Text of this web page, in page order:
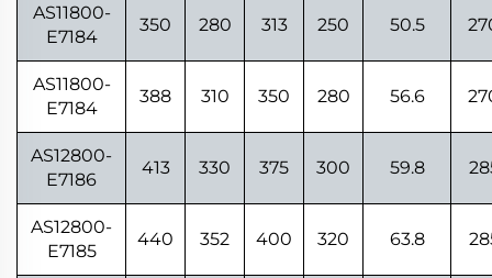
AS11800-
E7184
350 280 313 250 50.5
AS11800-
E7184
388 310 350 280 56.6
AS12800-
E7186
413 330 375 300 59.8
AS12800-
E7185
440 352 400 320 63.8